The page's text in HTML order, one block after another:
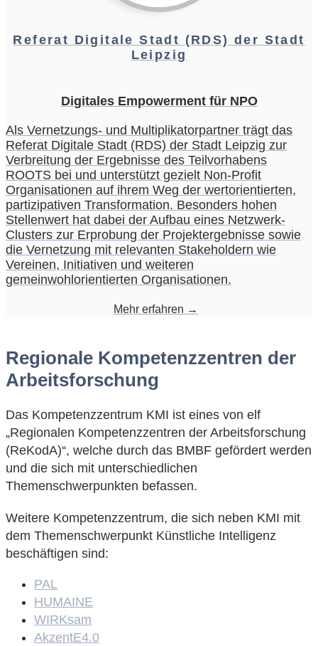
Referat Digitale Stadt (RDS) der Stadt
Leipzig
Digitales Empowerment für NPO
Als Vernetzungs- und Multiplikatorpartner trägt das
Referat Digitale Stadt (RDS) der Stadt Leipzig zur
Verbreitung der Ergebnisse des Teilvorhabens
ROOTS bei und unterstützt gezielt Non-Profit
Organisationen auf ihrem Weg der wertorientierten,
partizipativen Transformation. Besonders hohen
Stellenwert hat dabei der Aufbau eines Netzwerk-
Clusters zur Erprobung der Projektergebnisse sowie
die Vernetzung mit relevanten Stakeholdern wie
Vereinen, Initiativen und weiteren
gemeinwohlorientierten Organisationen.
Mehr erfahren →
Regionale Kompetenzzentren der
Arbeitsforschung
Das Kompetenzzentrum KMI ist eines von elf
„Regionalen Kompetenzzentren der Arbeitsforschung
(ReKodA)“, welche durch das BMBF gefördert werden
und die sich mit unterschiedlichen
Themenschwerpunkten befassen.
Weitere Kompetenzzentrum, die sich neben KMI mit
dem Themenschwerpunkt Künstliche Intelligenz
beschäftigen sind:
PAL
HUMAINE
WIRKsam
AkzentE4.0